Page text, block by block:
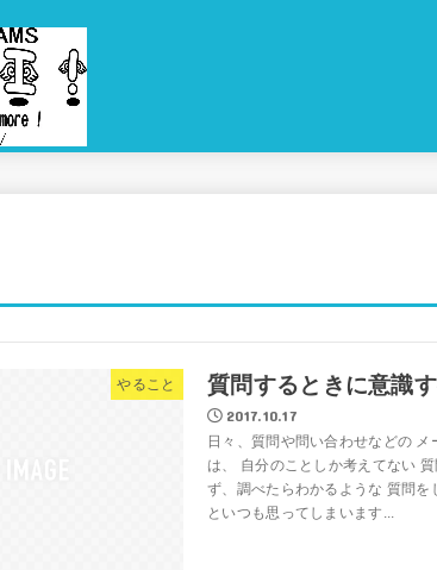
やること 質問するときに意識
2017.10.17
日々、質問や問い合わせなどの
は、 自分のことしか考えてない
ず、調べたらわかるような 質問を
といつも思ってしまいます...